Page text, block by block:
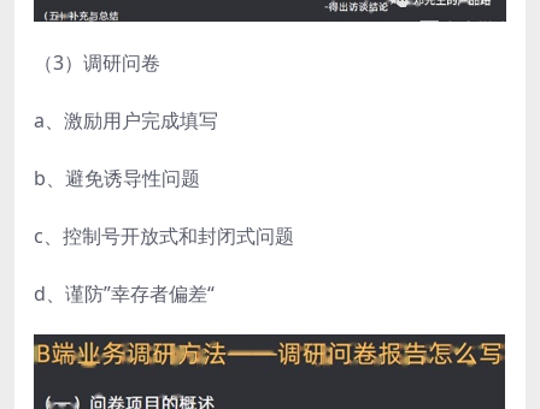
（3）调研问卷
a、激励用户完成填写
b、避免诱导性问题
c、控制号开放式和封闭式问题
d、谨防”幸存者偏差“